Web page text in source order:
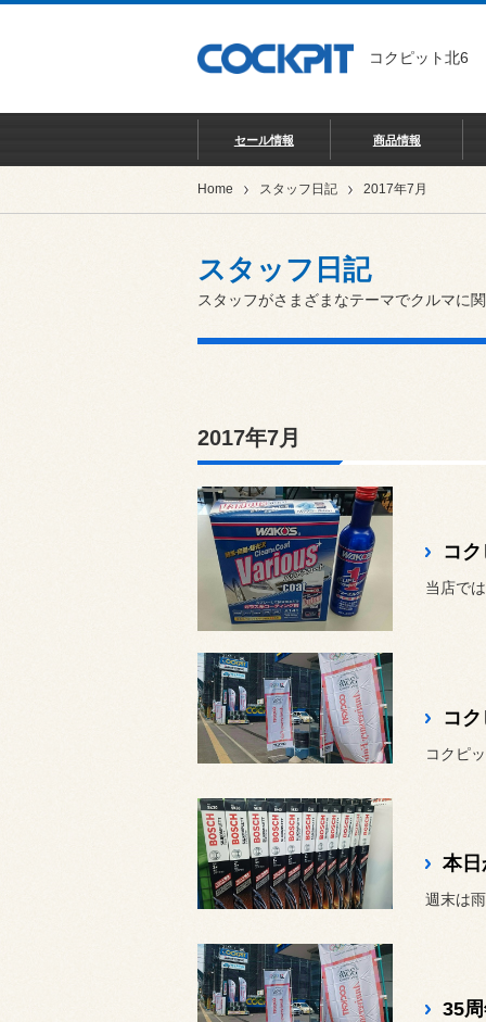
コクピット北6
セール情報 商品情報
Home スタッフ日記 2017年7月
スタッフ日記
スタッフがさまざまなテーマでクルマに
2017年7月
コ
当店で
コクピ
本日
週末は
35